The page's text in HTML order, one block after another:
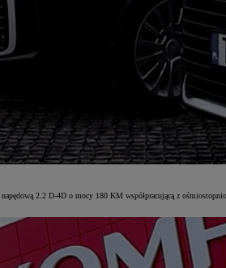
2.2 D-4D o mocy 180 KM współpracującą z